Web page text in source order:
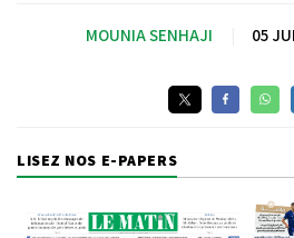
MOUNIA SENHAJI 05
LISEZ NOS E-PAPERS